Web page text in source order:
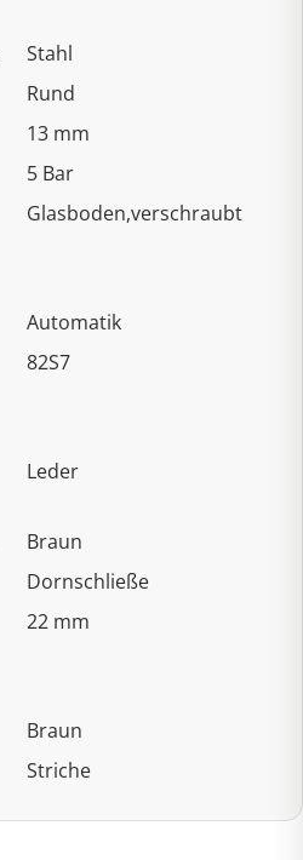
Stahl
Rund
13 mm
5 Bar
Glasboden,verschraubt
Automatik
82S7
Leder
Braun
Dornschließe
22 mm
Braun
Striche